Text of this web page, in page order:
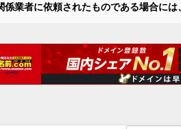
業者に依頼されたものである場合には